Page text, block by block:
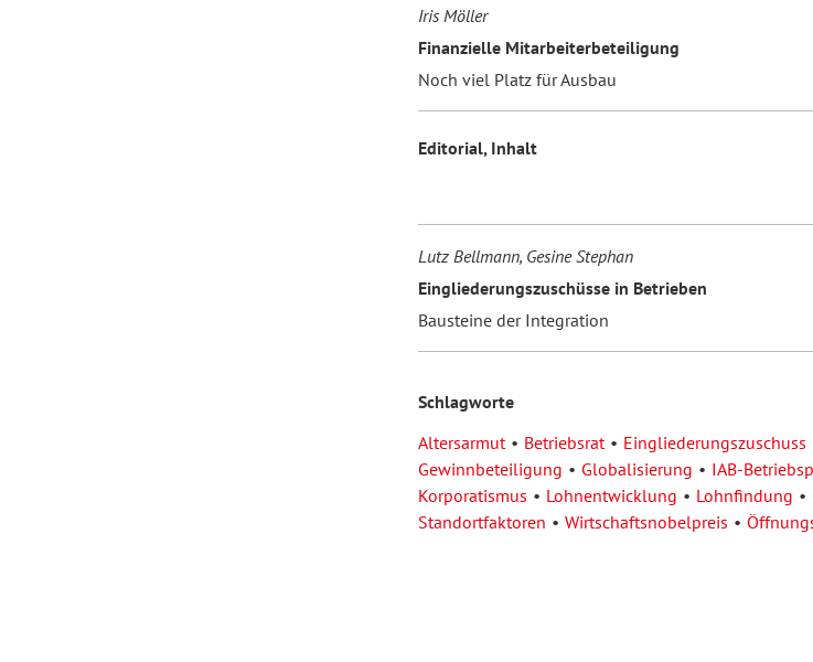
Iris Möller
Finanzielle Mitarbeiterbeteiligung
Noch viel Platz für Ausbau
Editorial, Inhalt
Lutz Bellmann, Gesine Stephan
Eingliederungszuschüsse in Betrieben
Bausteine der Integration
Schlagworte
Altersarmut
Betriebsrat Eingliederungszuschuss
Gewinnbeteiligung
Globalisierung IAB-
Korporatismus
Lohnentwicklung Lohnfindung
Standortfaktoren
Wirtschaftsnobelpreis